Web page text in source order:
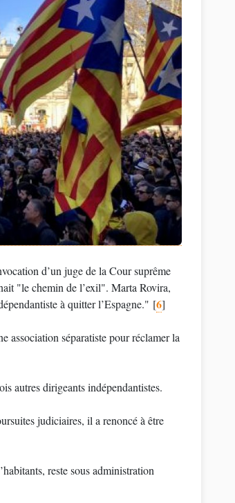
d’un juge de la Cour suprême
"le chemin de l’exil". Marta Rovira,
à quitter l’Espagne." [6]
association séparatiste pour réclamer la
autres dirigeants indépendantistes.
judiciaires, il a renoncé à être
reste sous administration